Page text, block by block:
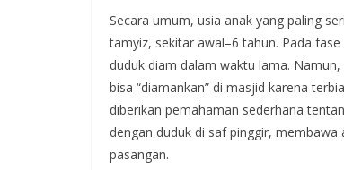
Secara umum, usia anak yang paling
tamyiz, sekitar awal–6 tahun. Pada
duduk diam dalam waktu lama.
bisa “diamankan” di masjid karena
diberikan pemahaman sederhana
dengan duduk di saf pinggir,
pasangan.